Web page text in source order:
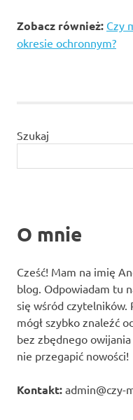
Zobacz również: Czy
okresie ochronnym?
Szukaj
O mnie
Cześć! Mam na imię
blog. Odpowiadam tu
się wśród czytelników.
mógł szybko znaleźć
bez zbędnego
nie przegapić nowości!
Kontakt: admin@czy-